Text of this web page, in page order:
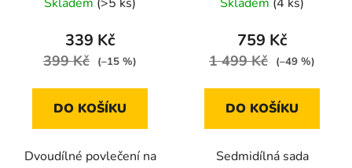
70 × 90 cm
339 Kč
399 Kč (–15 %)
DO KOŠÍKU
Dvoudílné povlečení na
759 Kč
1 499 Kč (–49 %)
DO KOŠÍKU
Sedmidílná sada